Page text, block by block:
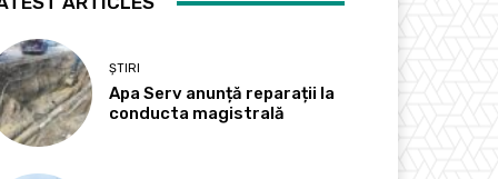
ȘTIRI
Apa Serv anunță reparații la
conducta magistrală